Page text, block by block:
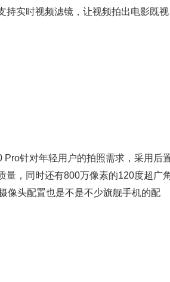
持实时视频滤镜，让视频拍出电影既视
针对年轻用户的拍照需求，采用后
量，同时还有800万像素的120度超广
像头配置也是不是不少旗舰手机的配